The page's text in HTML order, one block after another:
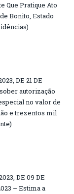
Que Pratique Ato
Bonito, Estado
DE 21 DE
autorização
no valor de
e trezentos mil
DE 09 DE
– Estima a